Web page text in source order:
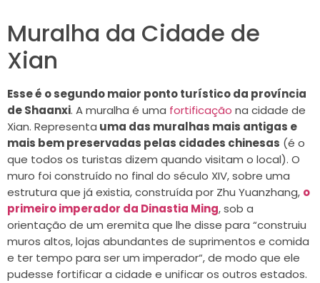
Muralha da Cidade de
Xian
Esse é o segundo maior ponto turístico da província
de Shaanxi. A muralha é uma fortificação na cidade de
Xian. Representa uma das muralhas mais antigas e
mais bem preservadas pelas cidades chinesas (é o
que todos os turistas dizem quando visitam o local). O
muro foi construído no final do século XIV, sobre uma
estrutura que já existia, construída por Zhu Yuanzhang, o
primeiro imperador da Dinastia Ming, sob a
orientação de um eremita que lhe disse para “construiu
muros altos, lojas abundantes de suprimentos e comida
e ter tempo para ser um imperador“, de modo que ele
pudesse fortificar a cidade e unificar os outros estados.